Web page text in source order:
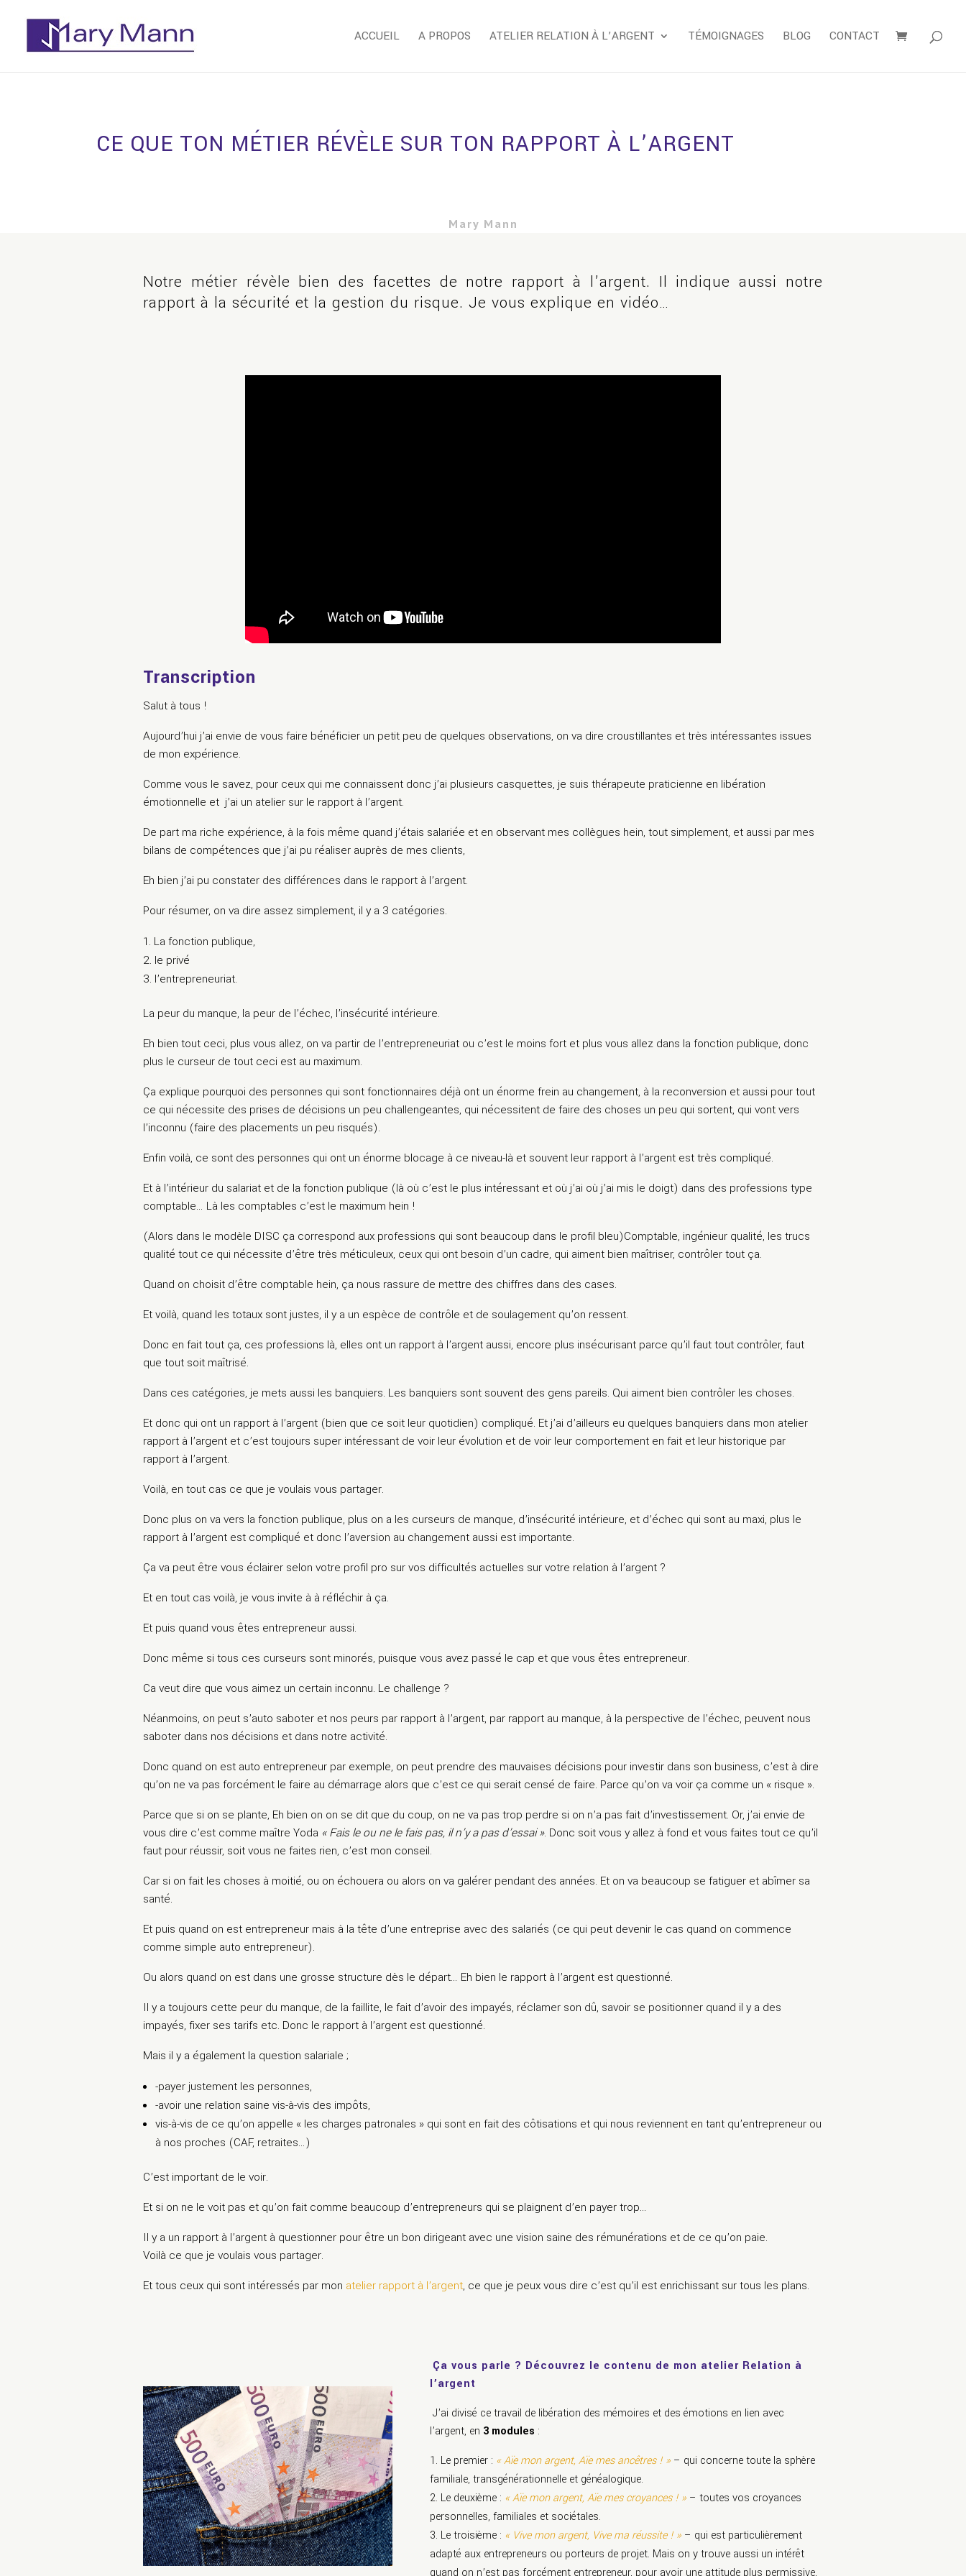
ACCUEIL A PROPOS ATELIER RELATION À L’ARGENT TÉMOIGNAGES BLOG CONTACT
CE QUE TON MÉTIER RÉVÈLE SUR TON RAPPORT À L’ARGENT
Mary Mann
Notre métier révèle bien des facettes de notre rapport à l’argent. Il indique aussi notre
rapport à la sécurité et la gestion du risque. Je vous explique en vidéo…
Transcription
Salut à tous !
Aujourd’hui j’ai envie de vous faire bénéficier un petit peu de quelques observations, on va dire croustillantes et très intéressantes issues
de mon expérience.
Comme vous le savez, pour ceux qui me connaissent donc j’ai plusieurs casquettes, je suis thérapeute praticienne en libération
émotionnelle et j’ai un atelier sur le rapport à l’argent.
De part ma riche expérience, à la fois même quand j’étais salariée et en observant mes collègues hein, tout simplement, et aussi par mes
bilans de compétences que j’ai pu réaliser auprès de mes clients,
Eh bien j’ai pu constater des différences dans le rapport à l’argent.
Pour résumer, on va dire assez simplement, il y a 3 catégories.
La fonction publique,
le privé
l’entrepreneuriat.
La peur du manque, la peur de l’échec, l’insécurité intérieure.
Eh bien tout ceci, plus vous allez, on va partir de l’entrepreneuriat ou c’est le moins fort et plus vous allez dans la fonction publique, donc
plus le curseur de tout ceci est au maximum.
Ça explique pourquoi des personnes qui sont fonctionnaires déjà ont un énorme frein au changement, à la reconversion et aussi pour tout
ce qui nécessite des prises de décisions un peu challengeantes, qui nécessitent de faire des choses un peu qui sortent, qui vont vers
l’inconnu (faire des placements un peu risqués).
Enfin voilà, ce sont des personnes qui ont un énorme blocage à ce niveau-là et souvent leur rapport à l’argent est très compliqué.
Et à l’intérieur du salariat et de la fonction publique (là où c’est le plus intéressant et où j’ai où j’ai mis le doigt) dans des professions type
comptable… Là les comptables c’est le maximum hein !
(Alors dans le modèle DISC ça correspond aux professions qui sont beaucoup dans le profil bleu)Comptable, ingénieur qualité, les trucs
qualité tout ce qui nécessite d’être très méticuleux, ceux qui ont besoin d’un cadre, qui aiment bien maîtriser, contrôler tout ça.
Quand on choisit d’être comptable hein, ça nous rassure de mettre des chiffres dans des cases.
Et voilà, quand les totaux sont justes, il y a un espèce de contrôle et de soulagement qu’on ressent.
Donc en fait tout ça, ces professions là, elles ont un rapport à l’argent aussi, encore plus insécurisant parce qu’il faut tout contrôler, faut
que tout soit maîtrisé.
Dans ces catégories, je mets aussi les banquiers. Les banquiers sont souvent des gens pareils. Qui aiment bien contrôler les choses.
Et donc qui ont un rapport à l’argent (bien que ce soit leur quotidien) compliqué. Et j’ai d’ailleurs eu quelques banquiers dans mon atelier
rapport à l’argent et c’est toujours super intéressant de voir leur évolution et de voir leur comportement en fait et leur historique par
rapport à l’argent.
Voilà, en tout cas ce que je voulais vous partager.
Donc plus on va vers la fonction publique, plus on a les curseurs de manque, d’insécurité intérieure, et d’échec qui sont au maxi, plus le
rapport à l’argent est compliqué et donc l’aversion au changement aussi est importante.
Ça va peut être vous éclairer selon votre profil pro sur vos difficultés actuelles sur votre relation à l’argent ?
Et en tout cas voilà, je vous invite à à réfléchir à ça.
Et puis quand vous êtes entrepreneur aussi.
Donc même si tous ces curseurs sont minorés, puisque vous avez passé le cap et que vous êtes entrepreneur.
Ca veut dire que vous aimez un certain inconnu. Le challenge ?
Néanmoins, on peut s’auto saboter et nos peurs par rapport à l’argent, par rapport au manque, à la perspective de l’échec, peuvent nous
saboter dans nos décisions et dans notre activité.
Donc quand on est auto entrepreneur par exemple, on peut prendre des mauvaises décisions pour investir dans son business, c’est à dire
qu’on ne va pas forcément le faire au démarrage alors que c’est ce qui serait censé de faire. Parce qu’on va voir ça comme un « risque ».
Parce que si on se plante, Eh bien on on se dit que du coup, on ne va pas trop perdre si on n’a pas fait d’investissement. Or, j’ai envie de
vous dire c’est comme maître Yoda « Fais le ou ne le fais pas, il n’y a pas d’essai ». Donc soit vous y allez à fond et vous faites tout ce qu’il
faut pour réussir, soit vous ne faites rien, c’est mon conseil.
Car si on fait les choses à moitié, ou on échouera ou alors on va galérer pendant des années. Et on va beaucoup se fatiguer et abîmer sa
santé.
Et puis quand on est entrepreneur mais à la tête d’une entreprise avec des salariés (ce qui peut devenir le cas quand on commence
comme simple auto entrepreneur).
Ou alors quand on est dans une grosse structure dès le départ… Eh bien le rapport à l’argent est questionné.
Il y a toujours cette peur du manque, de la faillite, le fait d’avoir des impayés, réclamer son dû, savoir se positionner quand il y a des
impayés, fixer ses tarifs etc. Donc le rapport à l’argent est questionné.
Mais il y a également la question salariale ;
-payer justement les personnes,
-avoir une relation saine vis-à-vis des impôts,
vis-à-vis de ce qu’on appelle « les charges patronales » qui sont en fait des côtisations et qui nous reviennent en tant qu’entrepreneur ou
à nos proches (CAF, retraites…)
C’est important de le voir.
Et si on ne le voit pas et qu’on fait comme beaucoup d’entrepreneurs qui se plaignent d’en payer trop…
Il y a un rapport à l’argent à questionner pour être un bon dirigeant avec une vision saine des rémunérations et de ce qu’on paie.
Voilà ce que je voulais vous partager.
Et tous ceux qui sont intéressés par mon atelier rapport à l’argent, ce que je peux vous dire c’est qu’il est enrichissant sur tous les plans.
Ça vous parle ? Découvrez le contenu de mon atelier Relation à
l’argent
J’ai divisé ce travail de libération des mémoires et des émotions en lien avec
l’argent, en 3 modules :
Le premier : « Aïe mon argent, Aïe mes ancêtres ! » – qui concerne toute la sphère
familiale, transgénérationnelle et généalogique.
Le deuxième : « Aïe mon argent, Aïe mes croyances ! » – toutes vos croyances
personnelles, familiales et sociétales.
Le troisième : « Vive mon argent, Vive ma réussite ! » – qui est particulièrement
adapté aux entrepreneurs ou porteurs de projet. Mais on y trouve aussi un intérêt